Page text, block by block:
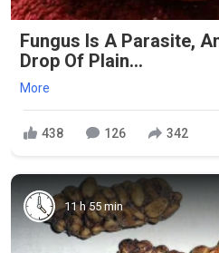
Fungus Is A Parasite,
Drop Of Plain...
More
438 126 342
11 h 55 min